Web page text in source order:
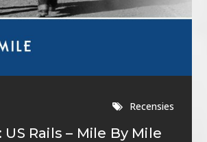
Recensies
US Rails – Mile By Mile